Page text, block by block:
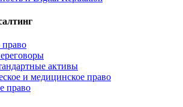
активы
и медицинское право
право